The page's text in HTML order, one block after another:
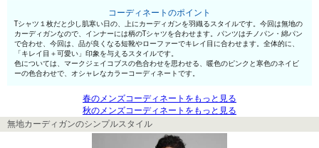
コーディネートのポイント
Tシャツ１枚だと少し肌寒い日の、上にカーディガンを羽織るスタイルです。今回は無地の
カーディガンなので、インナーには柄のTシャツを合わせます。パンツはチノパン・綿パン
で合わせ、今回は、品が良くなる短靴やローファーでキレイ目に合わせます。全体的に、
「キレイ目＋可愛い」印象を与えるスタイルです。
色については、マークジェイコブスの色合わせを思わせる、暖色のピンクと寒色のネイビ
ーの色合わせで、オシャレなカラーコーディネートです。
春のメンズコーディネートをもっと見る
秋のメンズコーディネートをもっと見る
無地カーディガンのシンプルスタイル